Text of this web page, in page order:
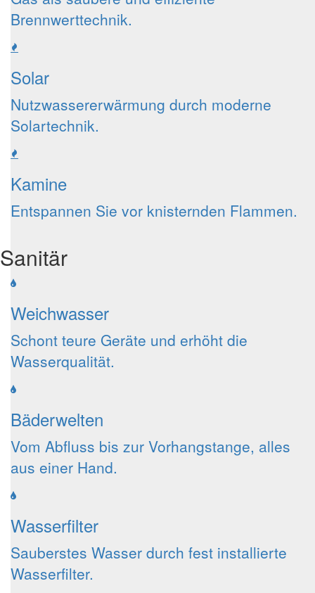
Brennwerttechnik.
Solar
Nutzwassererwärmung durch moderne
Solartechnik.
Kamine
Entspannen Sie vor knisternden Flammen.
Sanitär
Weichwasser
Schont teure Geräte und erhöht die
Wasserqualität.
Bäderwelten
Vom Abfluss bis zur Vorhang­stange, alles
aus einer Hand.
Wasserfilter
Sauberstes Wasser durch fest installierte
Wasserfilter.